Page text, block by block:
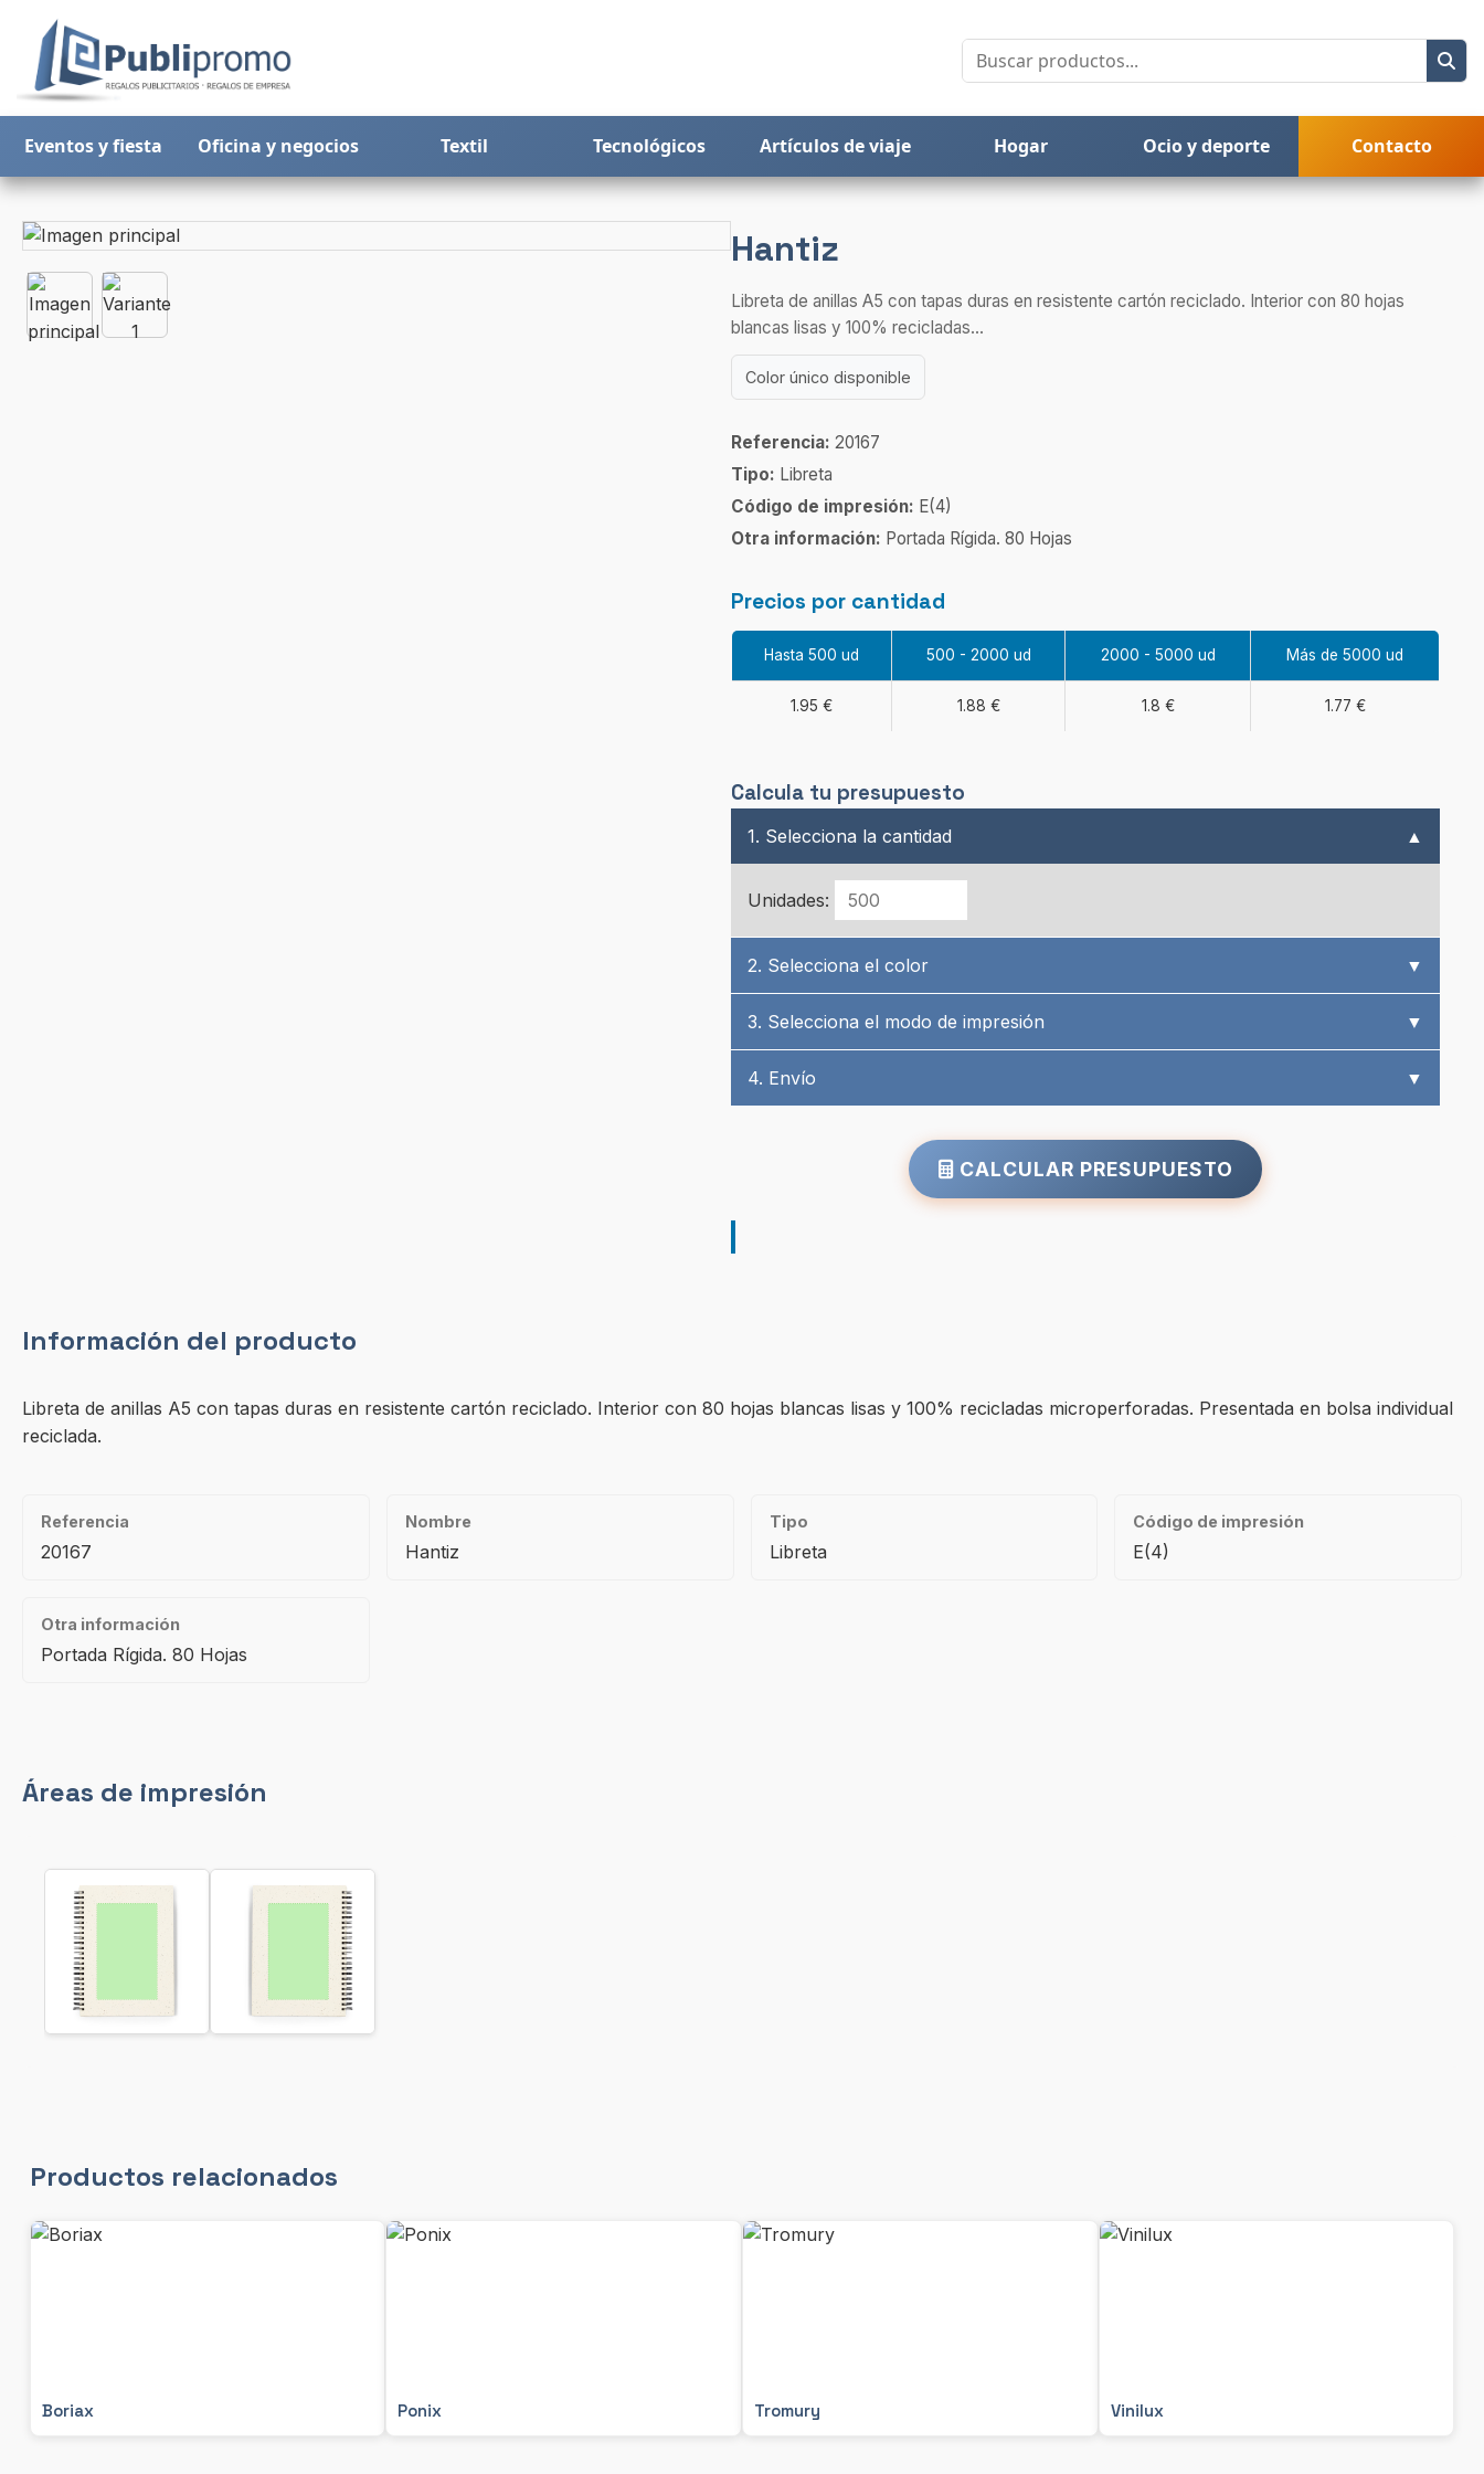
Eventos y fiesta Oficina y negocios Textil Tecnológicos Artículos de viaje Hogar Ocio y deporte Contacto
Hantiz
Libreta de anillas A5 con tapas duras en resistente cartón reciclado. Interior con 80 hojas
blancas lisas y 100% recicladas...
Color único disponible
Referencia: 20167
Tipo: Libreta
Código de impresión: E(4)
Otra información: Portada Rígida. 80 Hojas
Precios por cantidad
Hasta 500 ud 500 - 2000 ud 2000 - 5000 ud Más de 5000 ud
1.95 € 1.88 € 1.8 € 1.77 €
Calcula tu presupuesto
1. Selecciona la cantidad ▲
Unidades:
2. Selecciona el color ▼
3. Selecciona el modo de impresión ▼
4. Envío ▼
CALCULAR PRESUPUESTO
Información del producto
Libreta de anillas A5 con tapas duras en resistente cartón reciclado. Interior con 80 hojas blancas lisas y 100% recicladas microperforadas. Presentada en bolsa individual
reciclada.
Referencia
20167
Nombre
Hantiz
Tipo
Libreta
Código de impresión
E(4)
Otra información
Portada Rígida. 80 Hojas
Áreas de impresión
Productos relacionados
Boriax Ponix Tromury Vinilux